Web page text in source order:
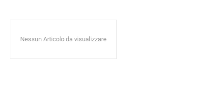
Nessun Articolo da visualizzare